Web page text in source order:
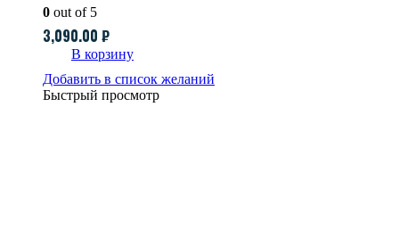
0 out of 5
3,090.00 ₽
В корзину
Добавить в список желаний
Быстрый просмотр